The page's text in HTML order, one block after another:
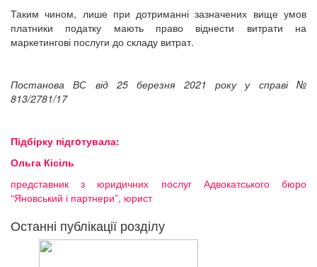
Таким чином, лише при дотриманні зазначених вище умов
платники податку мають право віднести витрати на
маркетингові послуги до складу витрат.
Постанова ВС від 25 березня 2021 року у справі №
813/2781/17
Підбірку підгoтувала:
Ольга Кісіль
представник з юридичних послуг Адвокатського бюро
“Яновський і партнери”, юрист
Останні публікації розділу